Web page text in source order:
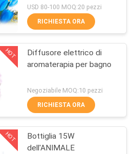
del
del
89
USD 80-100 MOQ:20 pezzi
RICHIESTA ORA
HOT
Diffusore elettrico di
aromaterapia per bagno
Negoziabile MOQ:10 pezzi
RICHIESTA ORA
HOT
Bottiglia 15W
dell'ANIMALE